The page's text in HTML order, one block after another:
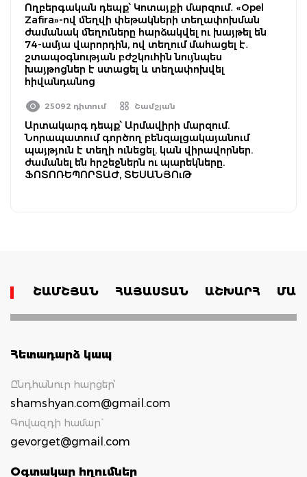
Ողբերգական դեպք՝ Կոտայքի մարզում․ «Opel
Zafira»-ով մեղվի փեթակների տեղափոխման
ժամանակ մեղուները հարձակվել ու խայթել են
74-ամյա վարորդին, ով տեղում մահացել է․
շտապօգնության բժշկուհին նույնպես
խայթոցներ է ստացել և տեղափոխվել
հիվանդանոց
25092 դիտում Շամշյան
Արտակարգ դեպք՝ Արմավիրի մարզում.
Նորապատում գործող բենզալցակայանում
պայթյուն է տեղի ունեցել. կան վիրավորներ.
ժամանել են հրշեջներն ու պարեկները.
ՖՈՏՈՌԵՊՈՐՏԱԺ, ՏԵՍԱՆՅՈւԹ
ՇԱՄՇՅԱՆ ՀԱՅԱՍՏԱՆ ԱՇԽԱՐՀ
Հետադարձ կապ
Ընդհանուր հարցեր՝
shamshyan.com@gmail.com
Գովազդի համար`
gevorget@gmail.com
Օգտակար հղումներ